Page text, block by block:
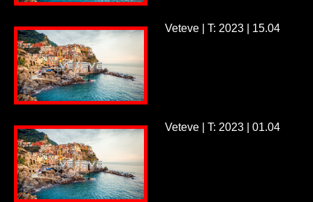
Veteve | T: 2023 | 15.04
Veteve | T: 2023 | 01.04